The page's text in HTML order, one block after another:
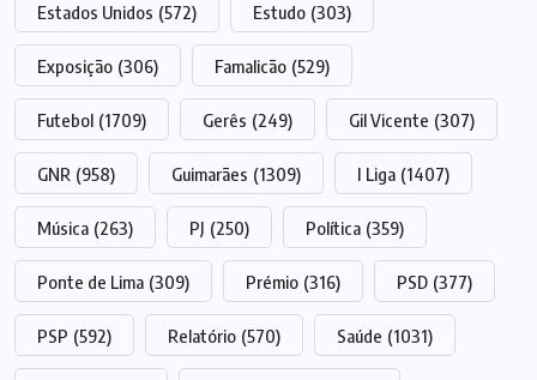
Estados Unidos (572) Estudo (303)
Exposição (306) Famalicão (529)
Futebol (1709) Gerês (249) Gil Vicente (307)
GNR (958) Guimarães (1309) I Liga (1407)
Música (263) PJ (250) Política (359)
Ponte de Lima (309) Prémio (316) PSD (377)
PSP (592) Relatório (570) Saúde (1031)